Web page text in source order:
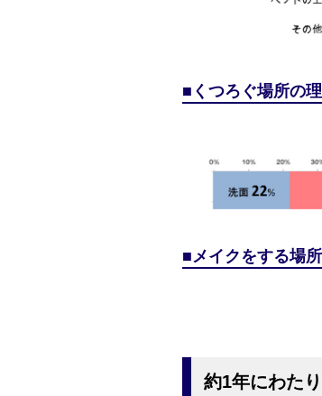
くつろぐ場所の
メイクをする場
約1年にわた